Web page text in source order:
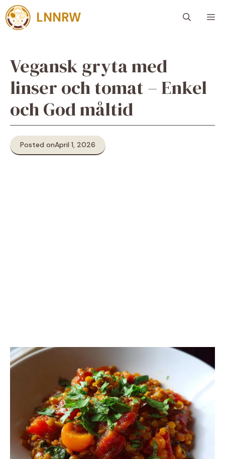
Skip
to
content
LNNRW
Vegansk gryta med
linser och tomat – Enkel
och God måltid
Posted onApril 1, 2026